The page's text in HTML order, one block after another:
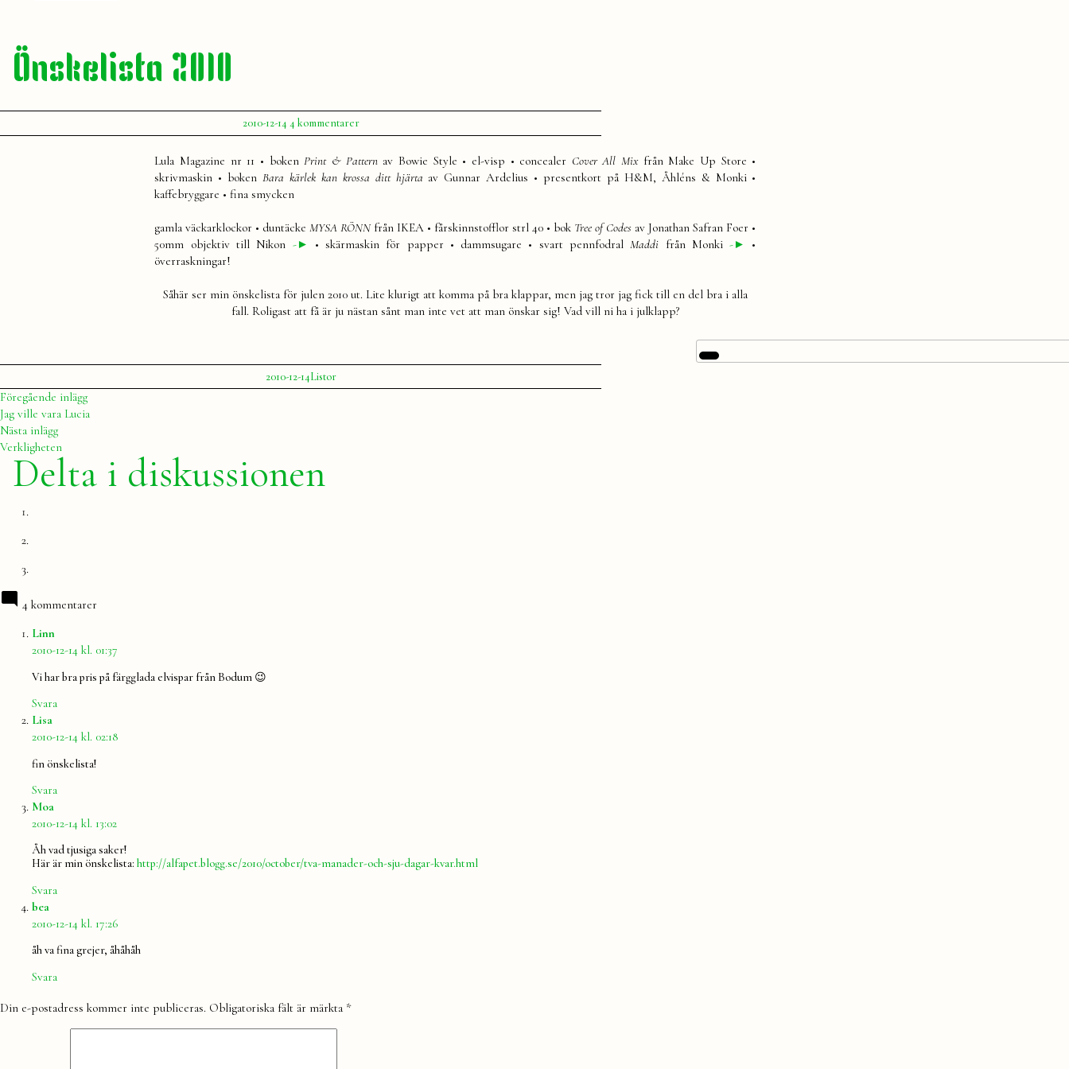
Önskelista 2010
Publicerat
av
Julia
2010-12-14 4 kommentarertill
Önskelista
Lula Magazine nr 11 • boken Print & Pattern av Bowie Style • el-visp • concealer Cover All Mix från Make Up Store •
skrivmaskin • boken Bara kärlek kan krossa ditt hjärta av Gunnar Ardelius • presentkort på H&M, Åhléns & Monki •
kaffebryggare • fina smycken
gamla väckarklockor • duntäcke MYSA RÖNNfrån IKEA • fårskinnstofflor strl 40 • bok Tree of Codesav Jonathan Safran Foer •
50mm objektiv till Nikon -► • skärmaskin för papper • dammsugare • svart pennfodral Maddi från Monki-►
•
överraskningar!
Såhär ser min önskelista för julen 2010 ut. Lite klurigt att komma på bra klappar, men jag tror jag fick till en del bra i alla
fall. Roligast att få är ju nästan sånt man inte vet att man önskar sig! Vad vill ni ha i julklapp?
Publicerat
av
Julia
2010-12-14Publicerat
i
Listor
Inläggsnavigering
Föregående inläggFöregående
inlägg:
Jag ville vara Lucia
Nästa inläggNästa
inlägg:
Verkligheten
Delta i diskussionen
4 kommentarer
Linn
2010-12-14 kl. 01:37
Vi har bra pris på färgglada elvispar från Bodum 😉
Svara
Lisa
2010-12-14 kl. 02:18
fin önskelista!
Svara
Moa
2010-12-14 kl. 13:02
Åh vad tjusiga saker!
Här är min önskelista: http://alfapet.blogg.se/2010/october/tva-manader-och-sju-dagar-kvar.html
Svara
bea
2010-12-14 kl. 17:26
åh va fina grejer, åhåhåh
Svara
Lämna
Din e-postadress kommer inte publiceras. Obligatoriska fält är märkta *